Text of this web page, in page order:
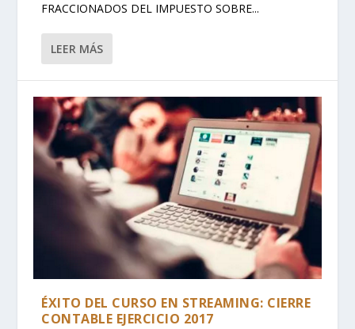
FRACCIONADOS DEL IMPUESTO SOBRE...
LEER MÁS
ÉXITO DEL CURSO EN STREAMING: CIERRE
CONTABLE EJERCICIO 2017